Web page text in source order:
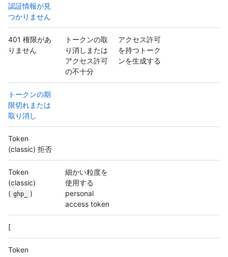
認証情報が見
つかりません
401 権限があ
りません
トークンの取
り消しまたは
アクセス許可
の不十分
アクセス許可
を持つトーク
ンを生成する
トークンの期
限切れまたは
取り消し
Token
(classic) 拒否
Token
(classic)
( ghp_ )
細かい粒度を
使用する
personal
access token
[
Token